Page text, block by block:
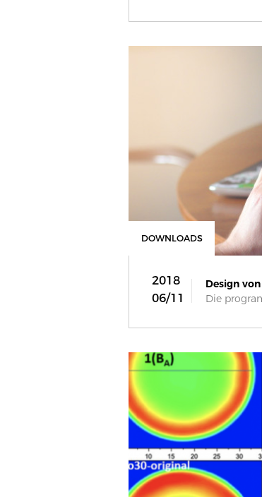
DOWNLOADS
2018
06/11
Design